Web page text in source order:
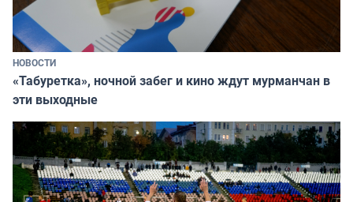
НОВОСТИ
«Табуретка», ночной забег и кино ждут мурманчан в
эти выходные